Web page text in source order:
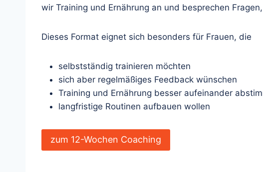
wir Training und Ernährung an und besprechen
Dieses Format eignet sich besonders für Frauen, die
selbstständig trainieren möchten
sich aber regelmäßiges Feedback wünschen
Training und Ernährung besser aufeinander
langfristige Routinen aufbauen wollen
zum 12-Wochen Coaching